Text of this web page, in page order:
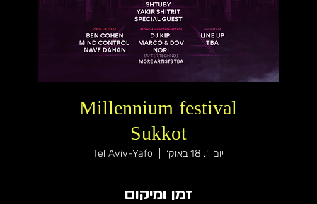
Millennium festival
Sukkot
יום ו׳, 18 באוק׳ Tel Aviv-Yafo
זמן ומיקום